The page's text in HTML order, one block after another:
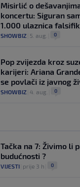
Misirlić o
koncertu: Siguran
1.000 ulaznica
SHOWBIZ 5. aug. 0
Pop zvijezda kroz
karijeri: Ariana
se povlači iz javnog
SHOWBIZ 4. aug. 0
Tačka na 7: Živimo li
budućnosti ?
VIJESTI prije 3 h 0